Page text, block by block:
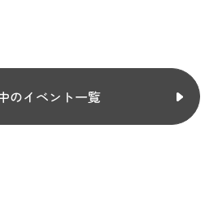
のイベント一覧